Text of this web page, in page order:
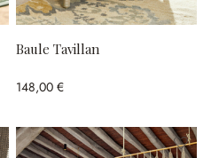
Baule Tavillan
148,00 €